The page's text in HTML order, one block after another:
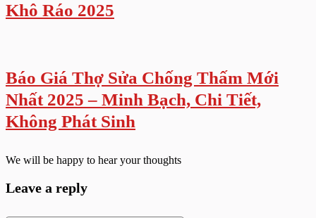
Khô Ráo 2025
Báo Giá Thợ Sửa Chống Thấm Mới
Nhất 2025 – Minh Bạch, Chi Tiết,
Không Phát Sinh
We will be happy to hear your thoughts
Leave a reply